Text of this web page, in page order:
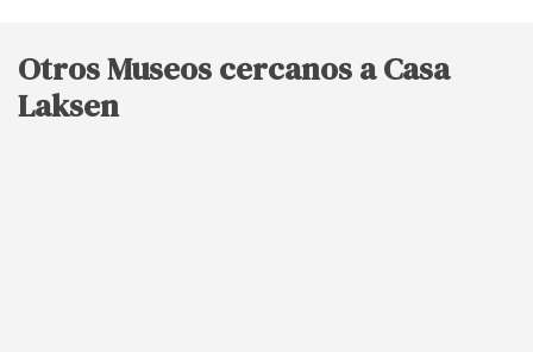
Otros Museos cercanos a Casa
Laksen